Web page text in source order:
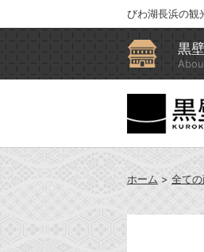
びわ湖長浜の観
黒
ホーム > 全て